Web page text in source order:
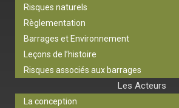
Risques naturels
Règlementation
Barrages et Environnement
Leçons de l’histoire
Risques associés aux barrages
Les Acteurs
La conception